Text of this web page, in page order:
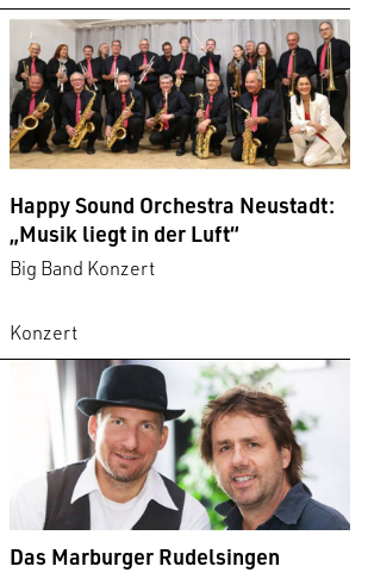
Happy Sound Orchestra Neustadt:
„Musik liegt in der Luft“
Big Band Konzert
Konzert
Das Marburger Rudelsingen